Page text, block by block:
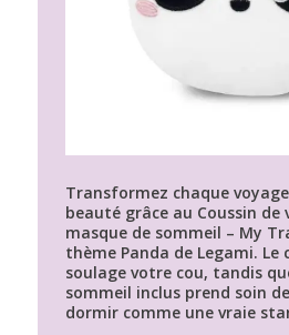
Transformez chaque
beauté grâce au Coussin de
masque de sommeil – My
thème Panda de Legami. Le
soulage votre cou, tandis
sommeil inclus prend soin
dormir comme une vraie